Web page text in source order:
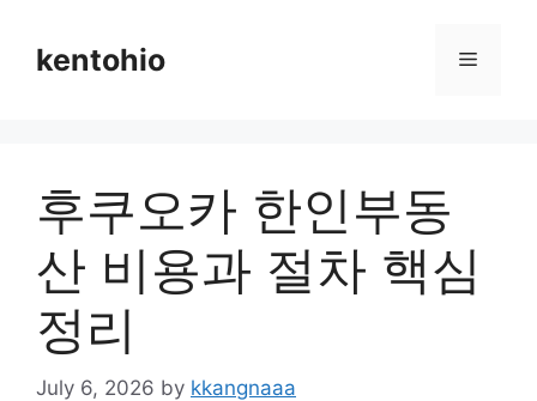
contentkentohio Menu
후쿠오카 한인부동
산 비용과 절차 핵심
정리
July 6, 2026 by kkangnaaa